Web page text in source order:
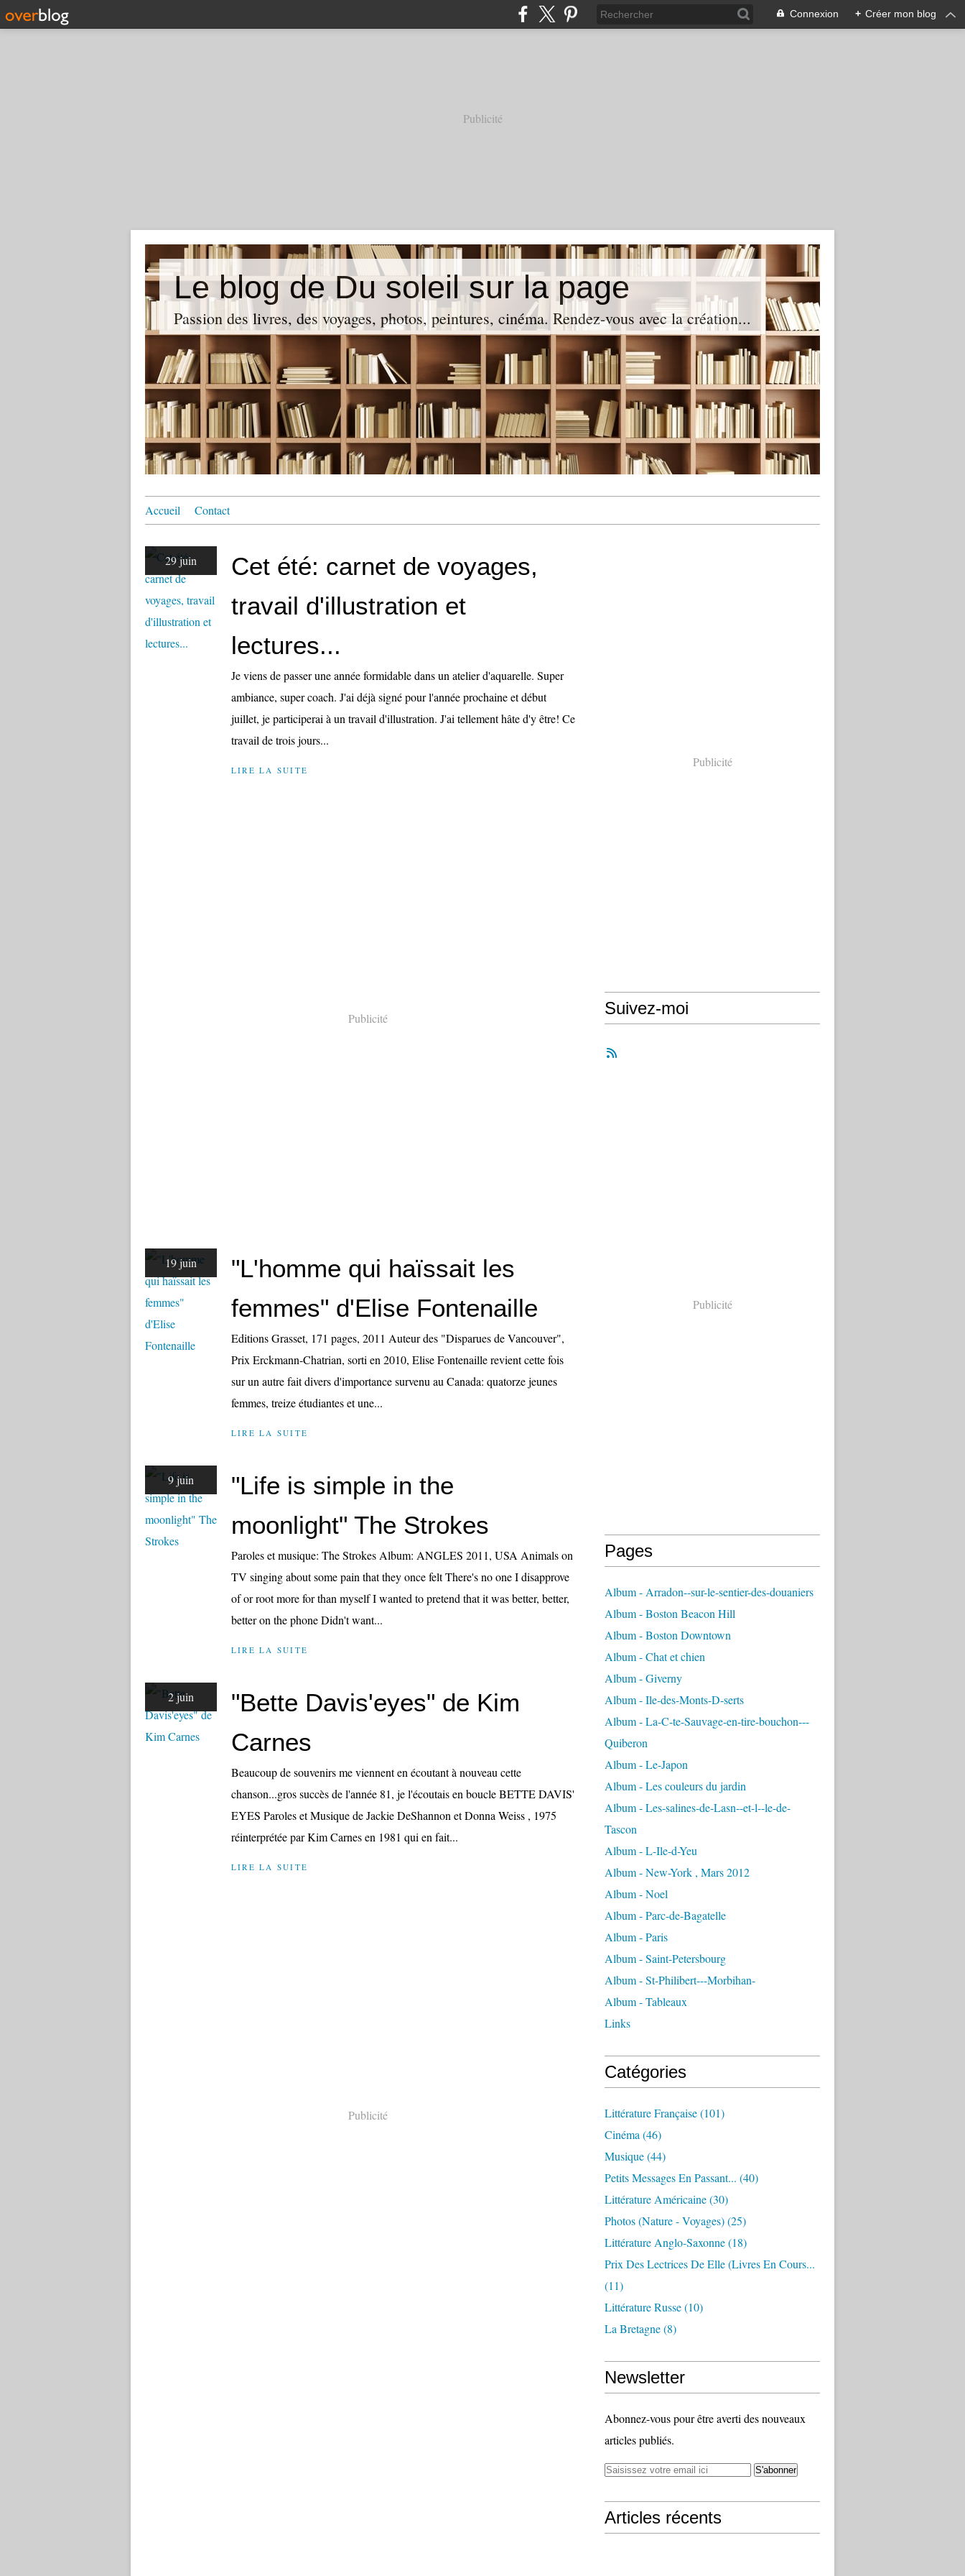
Connexion + Créer mon blog
Publicité
Le blog de Du soleil sur la page
Passion des livres, des voyages, photos, peintures, cinéma. Rendez-vous avec la création...
Accueil Contact
29 juin
Cet été: carnet de voyages,
travail d'illustration et
lectures...
Je viens de passer une année formidable dans un atelier d'aquarelle. Super
ambiance, super coach. J'ai déjà signé pour l'année prochaine et début
juillet, je participerai à un travail d'illustration. J'ai tellement hâte d'y être! Ce
travail de trois jours...
LIRE LA SUITE
Publicité
19 juin
"L'homme qui haïssait les
femmes" d'Elise Fontenaille
Editions Grasset, 171 pages, 2011 Auteur des "Disparues de Vancouver",
Prix Erckmann-Chatrian, sorti en 2010, Elise Fontenaille revient cette fois
sur un autre fait divers d'importance survenu au Canada: quatorze jeunes
femmes, treize étudiantes et une...
LIRE LA SUITE
9 juin
"Life is simple in the
moonlight" The Strokes
Paroles et musique: The Strokes Album: ANGLES 2011, USA Animals on
TV singing about some pain that they once felt There's no one I disapprove
of or root more for than myself I wanted to pretend that it was better, better,
better on the phone Didn't want...
LIRE LA SUITE
2 juin
"Bette Davis'eyes" de Kim
Carnes
Beaucoup de souvenirs me viennent en écoutant à nouveau cette
chanson...gros succès de l'année 81, je l'écoutais en boucle BETTE DAVIS'
EYES Paroles et Musique de Jackie DeShannon et Donna Weiss , 1975
réinterprétée par Kim Carnes en 1981 qui en fait...
LIRE LA SUITE
Publicité
Publicité
Suivez-moi
Publicité
Pages
Album - Arradon--sur-le-sentier-des-douaniers
Album - Boston Beacon Hill
Album - Boston Downtown
Album - Chat et chien
Album - Giverny
Album - Ile-des-Monts-D-serts
Album - La-C-te-Sauvage-en-tire-bouchon---
Quiberon
Album - Le-Japon
Album - Les couleurs du jardin
Album - Les-salines-de-Lasn--et-l--le-de-
Tascon
Album - L-Ile-d-Yeu
Album - New-York , Mars 2012
Album - Noel
Album - Parc-de-Bagatelle
Album - Paris
Album - Saint-Petersbourg
Album - St-Philibert---Morbihan-
Album - Tableaux
Links
Catégories
Littérature Française(101)
Cinéma (46)
Musique(44)
Petits Messages En Passant... (40)
Littérature Américaine(30)
Photos (nature - Voyages)(25)
Littérature Anglo-Saxonne(18)
Prix Des Lectrices De Elle (livres En Cours...
(11)
Littérature Russe(10)
La Bretagne(8)
Newsletter
Abonnez-vous pour être averti des nouveaux
articles publiés.
Articles récents